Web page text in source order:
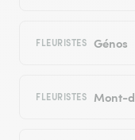
FLEURISTES Génos
FLEURISTES Mont-